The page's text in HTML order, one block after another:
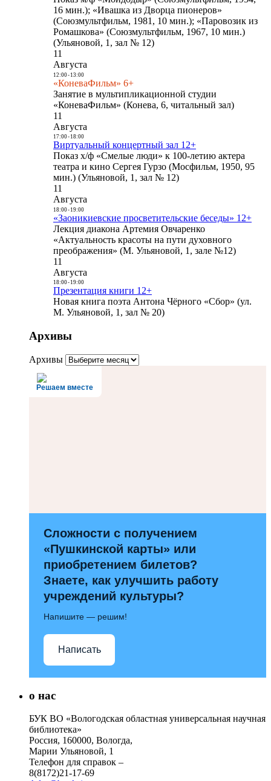
16 мин.); «Ивашка из Дворца пионеров»
(Союзмультфильм, 1981, 10 мин.); «Паровозик из
Ромашкова» (Союзмультфильм, 1967, 10 мин.)
(Ульяновой, 1, зал № 12)
11
Августа
12:00- 13:00
«КоневаФильм» 6+
Занятие в мультипликационной студии
«КоневаФильм» (Конева, 6, читальный зал)
11
Августа
17:00- 18:00
Виртуальный концертный зал 12+
Показ х/ф «Смелые люди» к 100-летию актера
театра и кино Сергея Гурзо (Мосфильм, 1950, 95
мин.) (Ульяновой, 1, зал № 12)
11
Августа
18:00- 19:00
«Заоникиевские просветительские беседы» 12+
Лекция диакона Артемия Овчаренко
«Актуальность красоты на пути духовного
преображения» (М. Ульяновой, 1, зале №12)
11
Августа
18:00- 19:00
Презентация книги 12+
Новая книга поэта Антона Чёрного «Сбор» (ул.
М. Ульяновой, 1, зал № 20)
Архивы
Архивы
Решаем вместе
Сложности с получением
«Пушкинской карты» или
приобретением билетов?
Знаете, как улучшить работу
учреждений культуры?
Напишите — решим!
Написать
о нас
БУК ВО «Вологодская областная универсальная научная
библиотека»
Россия, 160000, Вологда,
Марии Ульяновой, 1
Телефон для справок –
8(8172)21-17-69